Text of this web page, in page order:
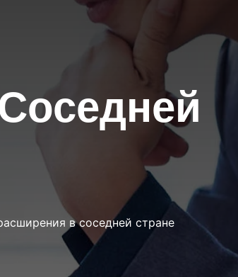
в соседней стране